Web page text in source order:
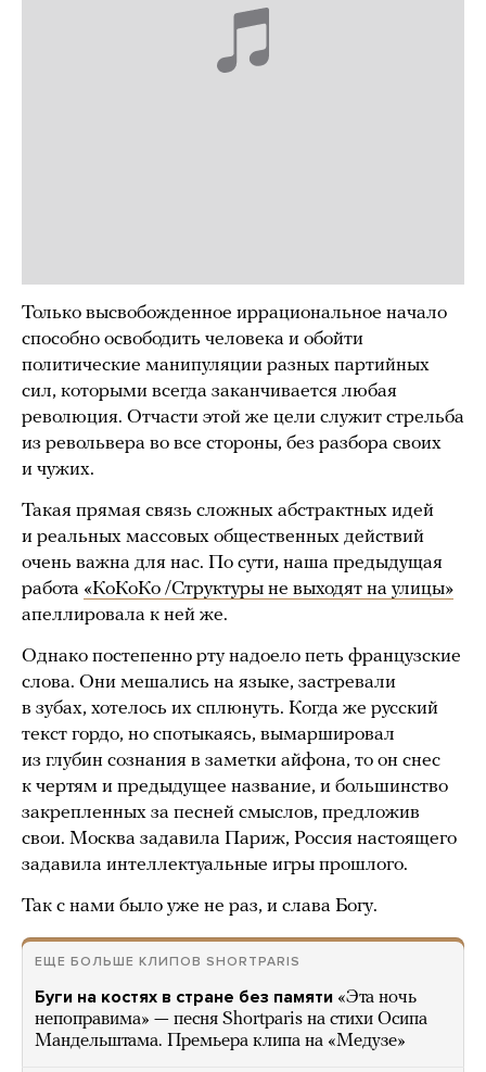
Только высвобожденное иррациональное начало
способно освободить человека и обойти
политические манипуляции разных партийных
сил, которыми всегда заканчивается любая
революция. Отчасти этой же цели служит стрельба
из револьвера во все стороны, без разбора своих
и чужих.
Такая прямая связь сложных абстрактных идей
и реальных массовых общественных действий
очень важна для нас. По сути, наша предыдущая
работа «КоКоКо /Структуры не выходят на улицы»
апеллировала к ней же.
Однако постепенно рту надоело петь французские
слова. Они мешались на языке, застревали
в зубах, хотелось их сплюнуть. Когда же русский
текст гордо, но спотыкаясь, вымаршировал
из глубин сознания в заметки айфона, то он снес
к чертям и предыдущее название, и большинство
закрепленных за песней смыслов, предложив
свои. Москва задавила Париж, Россия настоящего
задавила интеллектуальные игры прошлого.
Так с нами было уже не раз, и слава Богу.
ЕЩЕ БОЛЬШЕ КЛИПОВ SHORTPARIS
Буги на костях в стране без памяти «Эта ночь
непоправима» — песня Shortparis на стихи Осипа
Мандельштама. Премьера клипа на «Медузе»